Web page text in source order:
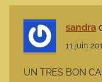
sandra
11 juin
UN TRES BON